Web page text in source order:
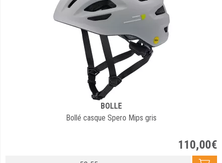
BOLLE
Bollé casque Spero Mips gris
110,00€